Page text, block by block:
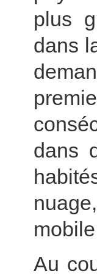
plus
dans
dans
Au